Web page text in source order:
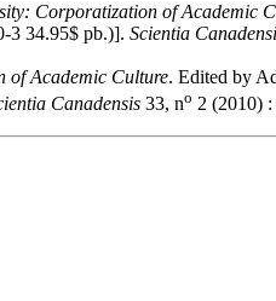
Corporatization of Academic
3 34.95$ pb.)]. Scientia
of Academic Culture. Edited by
Canadensis 33, no 2 (2010)